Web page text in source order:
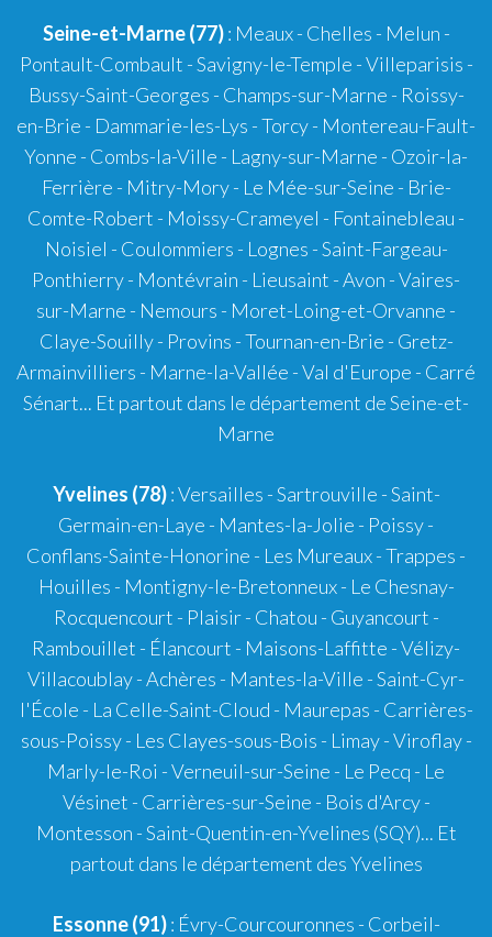
Seine-et-Marne (77): Meaux - Chelles - Melun -
Pontault-Combault - Savigny-le-Temple - Villeparisis -
Bussy-Saint-Georges - Champs-sur-Marne - Roissy-
en-Brie - Dammarie-les-Lys - Torcy - Montereau-Fault-
Yonne - Combs-la-Ville - Lagny-sur-Marne - Ozoir-la-
Ferrière - Mitry-Mory - Le Mée-sur-Seine - Brie-
Comte-Robert - Moissy-Crameyel - Fontainebleau -
Noisiel - Coulommiers - Lognes - Saint-Fargeau-
Ponthierry - Montévrain - Lieusaint - Avon - Vaires-
sur-Marne - Nemours - Moret-Loing-et-Orvanne -
Claye-Souilly - Provins - Tournan-en-Brie - Gretz-
Armainvilliers - Marne-la-Vallée - Val d'Europe - Carré
Sénart... Et partout dans le département de Seine-et-
Marne
Yvelines (78): Versailles - Sartrouville - Saint-
Germain-en-Laye - Mantes-la-Jolie - Poissy -
Conflans-Sainte-Honorine - Les Mureaux - Trappes -
Houilles - Montigny-le-Bretonneux - Le Chesnay-
Rocquencourt - Plaisir - Chatou - Guyancourt -
Rambouillet - Élancourt - Maisons-Laffitte - Vélizy-
Villacoublay - Achères - Mantes-la-Ville - Saint-Cyr-
l'École - La Celle-Saint-Cloud - Maurepas - Carrières-
sous-Poissy - Les Clayes-sous-Bois - Limay - Viroflay -
Marly-le-Roi - Verneuil-sur-Seine - Le Pecq - Le
Vésinet - Carrières-sur-Seine - Bois d'Arcy -
Montesson - Saint-Quentin-en-Yvelines (SQY)... Et
partout dans le département des Yvelines
Essonne (91): Évry-Courcouronnes - Corbeil-